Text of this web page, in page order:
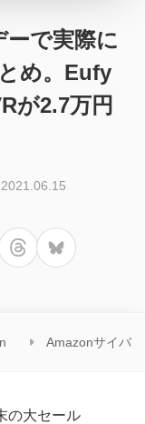
機器で実際に
め。Eufy
が2.7万円
Amazonサイバ
の大セール